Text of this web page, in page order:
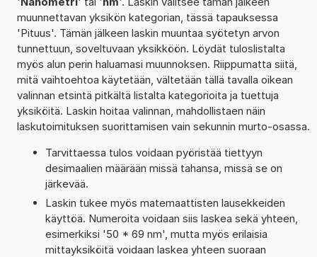
muunnettavan yksikön kategorian, tässä tapauksessa
'Pituus'. Tämän jälkeen laskin muuntaa syötetyn arvon
tunnettuun, soveltuvaan yksikköön. Löydät tuloslistalta
myös alun perin haluamasi muunnoksen. Riippumatta siitä,
mitä vaihtoehtoa käytetään, vältetään tällä tavalla oikean
valinnan etsintä pitkältä listalta kategorioita ja tuettuja
yksiköitä. Laskin hoitaa valinnan, mahdollistaen näin
laskutoimituksen suorittamisen vain sekunnin murto-osassa.
Tarvittaessa tulos voidaan pyöristää tiettyyn
desimaalien määrään missä tahansa, missä se on
järkevää.
Laskin tukee myös matemaattisten lausekkeiden
käyttöä. Numeroita voidaan siis laskea sekä yhteen,
esimerkiksi '50 * 69 nm', mutta myös erilaisia
mittayksiköitä voidaan laskea yhteen suoraan